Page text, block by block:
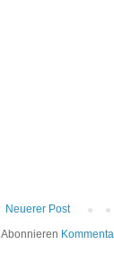
Neuerer Post
Abonnieren